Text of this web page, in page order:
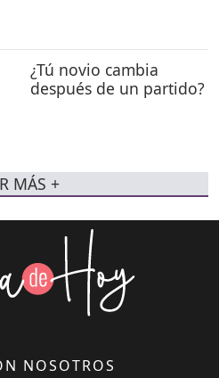
¿Tú novio cambia
después de un partido?
MÁS +
NOSOTROS